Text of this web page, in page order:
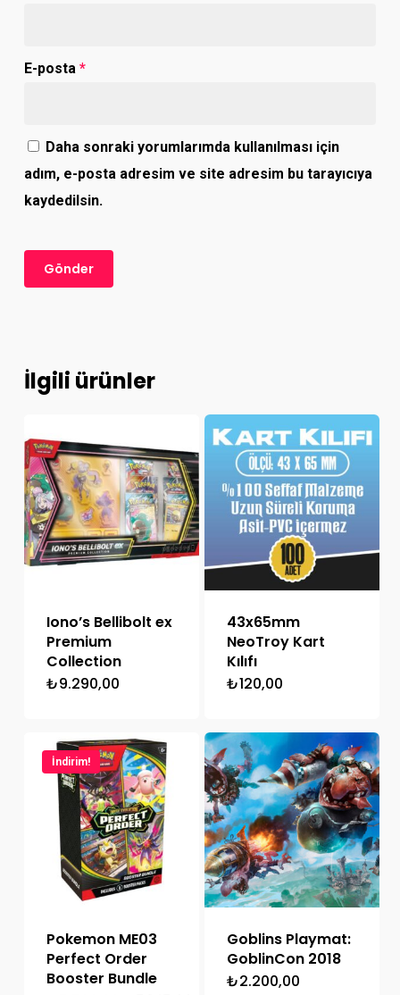
E-posta *
Daha sonraki yorumlarımda kullanılması için
adım, e-posta adresim ve site adresim bu tarayıcıya
kaydedilsin.
İlgili ürünler
Iono’s Bellibolt ex
Premium
Collection
₺9.290,00
43x65mm
NeoTroy Kart
Kılıfı
₺120,00
İndirim!
Pokemon ME03
Perfect Order
Booster Bundle
Goblins Playmat:
GoblinCon 2018
₺2.200,00